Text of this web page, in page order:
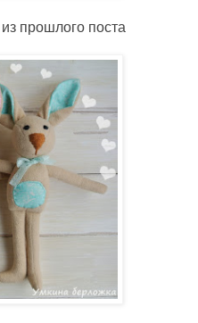
прошлого поста